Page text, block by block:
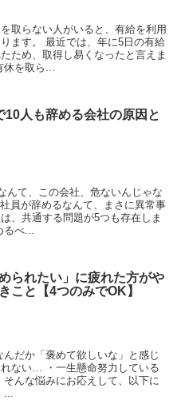
取らない人がいると、有給を利用
ます。 最近では、年に5日の有給
ため、取得し易くなったと言えま
を取ら...
10人も辞める会社の原因と
んて、この会社、危ないんじゃな
員が辞めるなんて、まさに異常事
、共通する問題が5つも存在しま
べ...
められたい」に疲れた方がや
こと【4つのみでOK】
だか「褒めて欲しいな」と感じ
ない… ・一生懸命努力している
んな悩みにお応えして、以下に
...